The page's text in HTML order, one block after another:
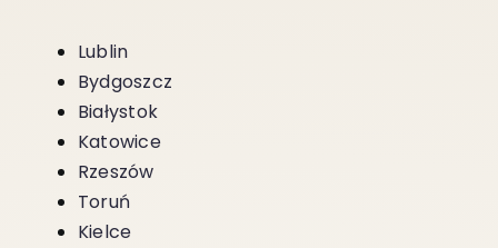
Lublin
Bydgoszcz
Białystok
Katowice
Rzeszów
Toruń
Kielce